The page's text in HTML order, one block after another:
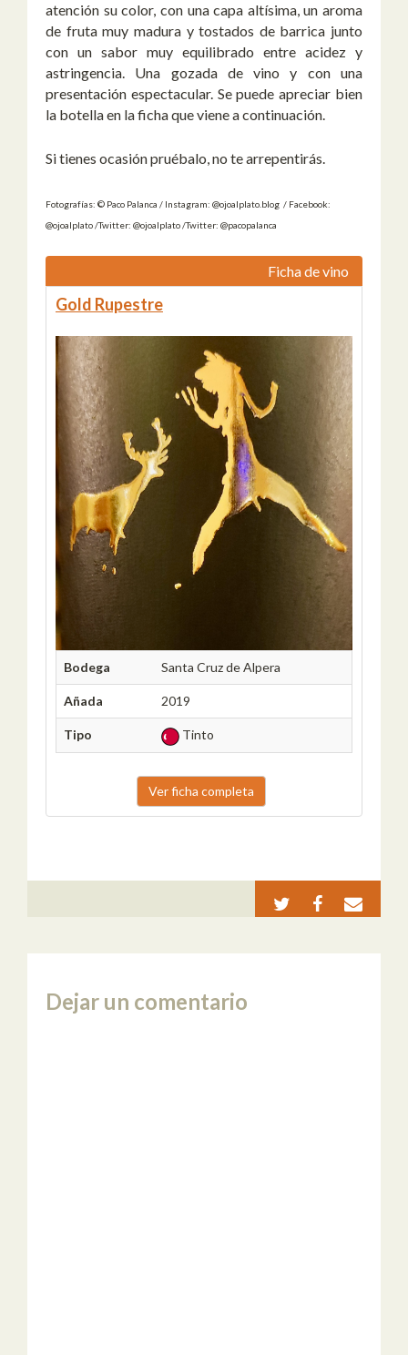
atención su color, con una capa altísima, un aroma
de fruta muy madura y tostados de barrica junto
con un sabor muy equilibrado entre acidez y
astringencia. Una gozada de vino y con una
presentación espectacular. Se puede apreciar bien
la botella en la ficha que viene a continuación.
Si tienes ocasión pruébalo, no te arrepentirás.
Fotografías: © Paco Palanca / Instagram: @ojoalplato.blog / Facebook:
@ojoalplato /Twitter: @ojoalplato /Twitter: @pacopalanca
Ficha de vino
Gold Rupestre
Bodega Santa Cruz de Alpera
Añada 2019
Tipo Tinto
Ver ficha completa
Dejar un comentario